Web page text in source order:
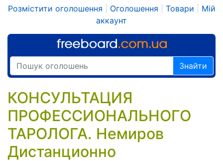
Розмістити оголошення Оголошення Товари
Мій
аккаунт
Знайти
КОНСУЛЬТАЦИЯ
ПРОФЕССИОНАЛЬНОГО
ТАРОЛОГА. Немиров
Дистанционно